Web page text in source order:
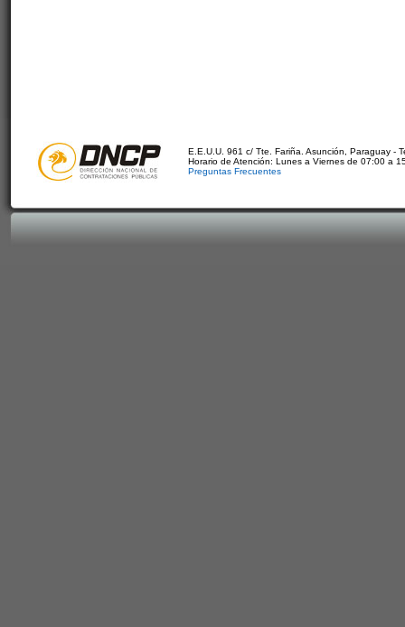
E.E.U.U. 961 c/ Tte. Fariña. Asunción, Paraguay -
Horario de Atención: Lunes a Viernes de 07:00 a
Preguntas Frecuentes